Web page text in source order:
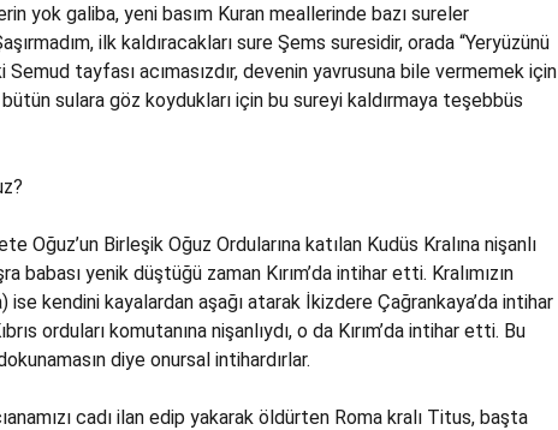
yok galiba, yeni basım Kuran meallerinde bazı sureler
ilk kaldıracakları sure Şems suresidir, orada “Yeryüzünü
tayfası acımasızdır, devenin yavrusuna bile vermemek için
sulara göz koydukları için bu sureyi kaldırmaya teşebbüs
Oğuz’un Birleşik Oğuz Ordularına katılan Kudüs Kralına nişanlı
yenik düştüğü zaman Kırım’da intihar etti. Kralımızın
ise kendini kayalardan aşağı atarak İkizdere Çağrankaya’da intihar
orduları komutanına nişanlıydı, o da Kırım’da intihar etti. Bu
diye onursal intihardırlar.
cadı ilan edip yakarak öldürten Roma kralı Titus, başta